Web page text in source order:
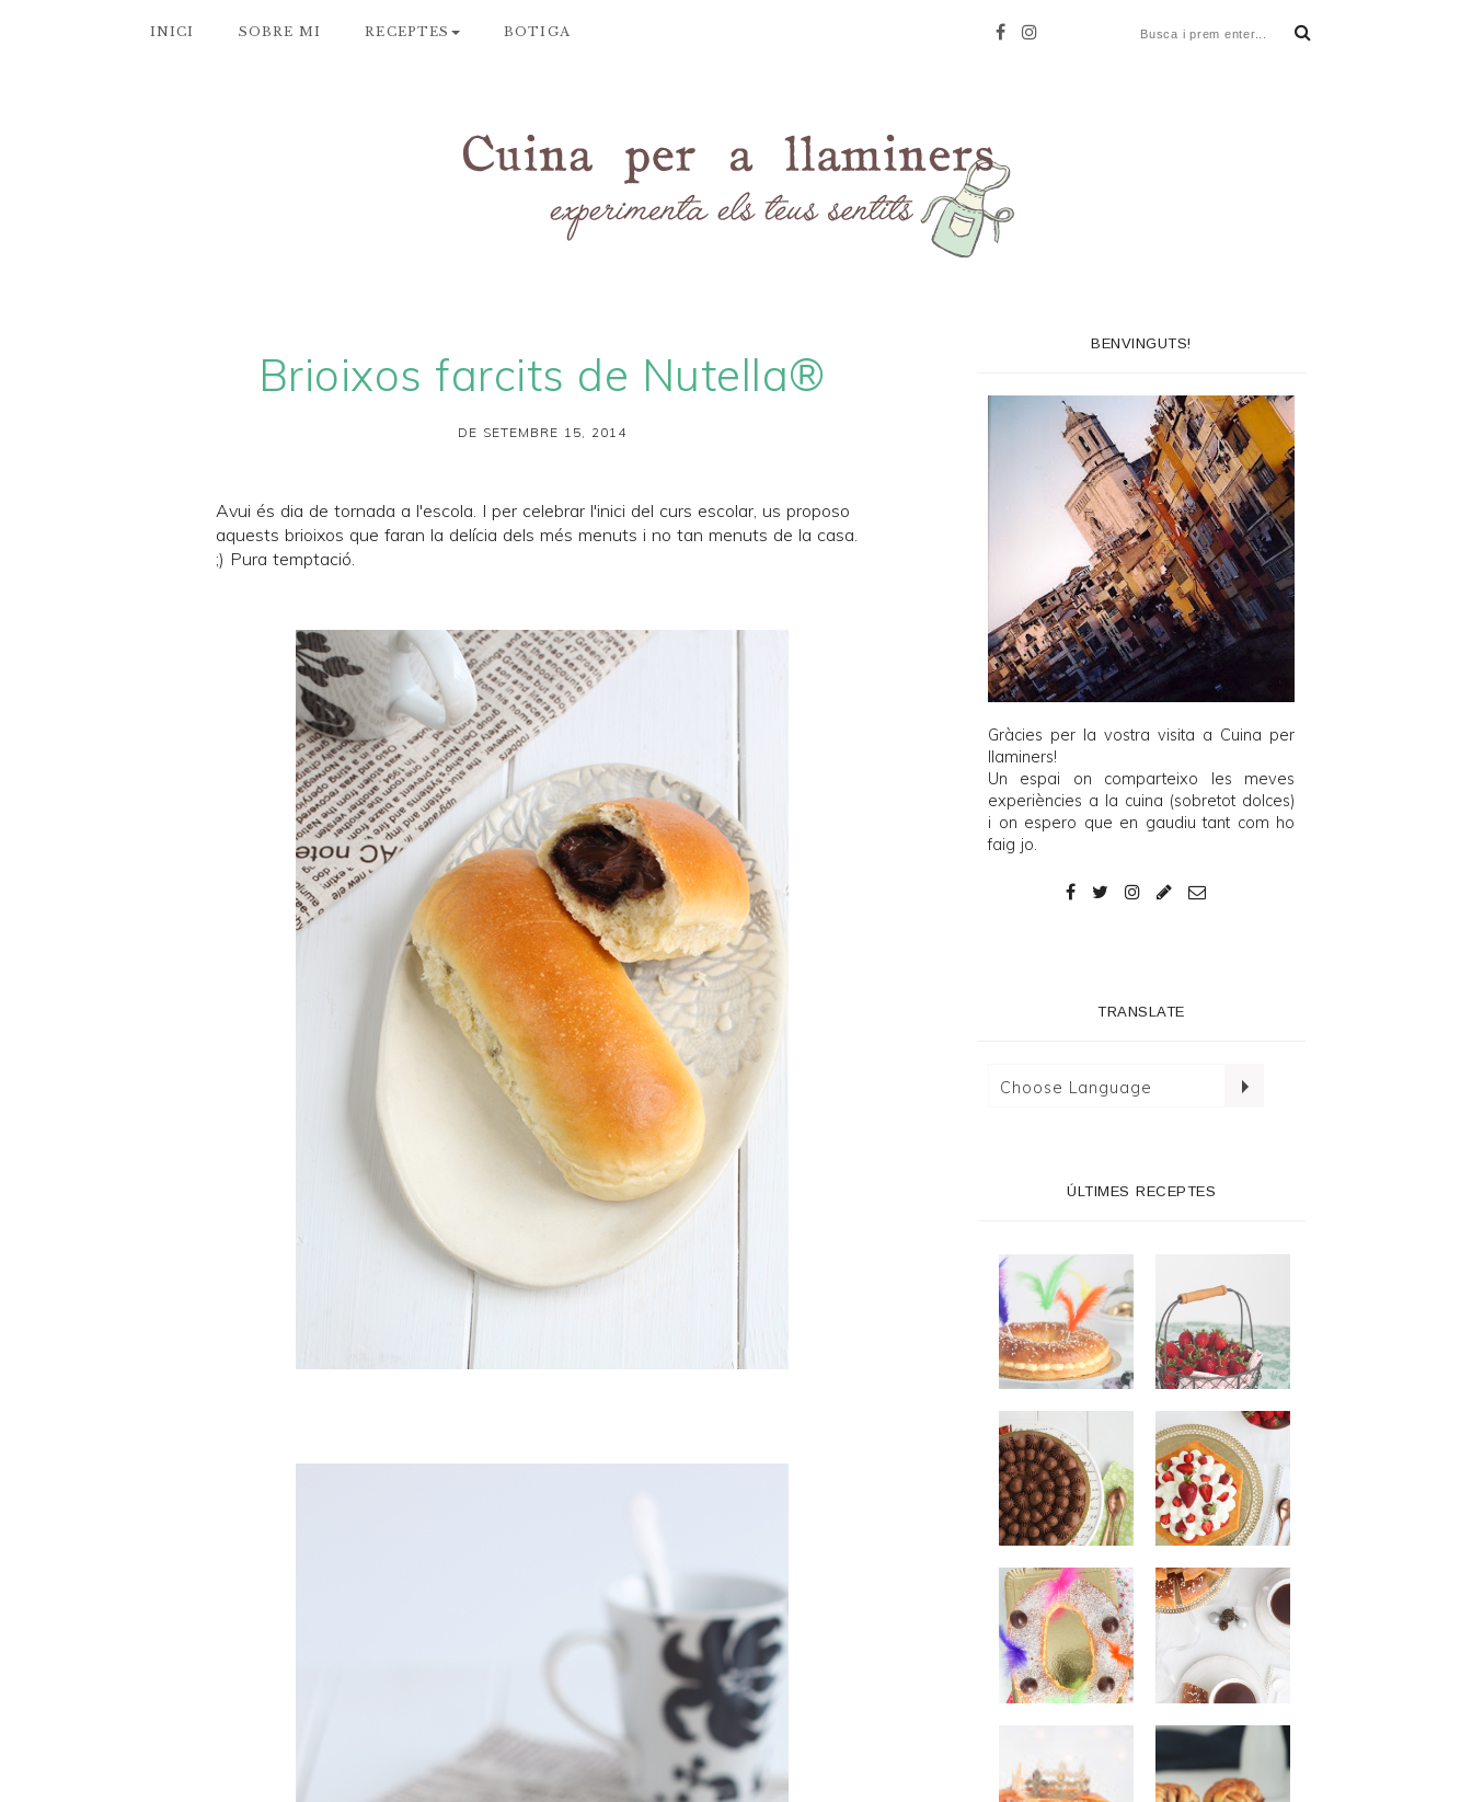
INICI SOBRE MI RECEPTES BOTIGA
Brioixos farcits de Nutella®
DE SETEMBRE 15, 2014
Avui és dia de tornada a l'escola. I per celebrar l'inici del curs escolar, us proposo
aquests brioixos que faran la delícia dels més menuts i no tan menuts de la casa.
;) Pura temptació.
BENVINGUTS!
Gràcies per la vostra visita a Cuina per
llaminers!
Un espai on comparteixo les meves
experiències a la cuina (sobretot dolces)
i on espero que en gaudiu tant com ho
faig jo.
TRANSLATE
ÚLTIMES RECEPTES